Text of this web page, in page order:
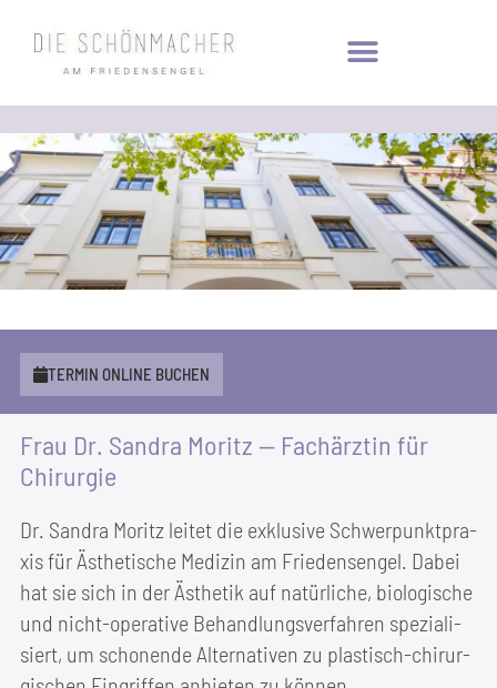
TER­MIN ONLINE BUCHEN
Dr. San­dra Moritz
Frau Dr. San­dra Moritz — Fach­ärz­tin für
Chirurgie
Dr. San­dra Moritz lei­tet die exklu­si­ve Schwer­punkt­pra­
xis für Ästhe­ti­sche Medi­zin am Frie­dens­en­gel. Dabei
hat sie sich in der Ästhe­tik auf natür­li­che, bio­lo­gi­sche
und nicht-ope­ra­ti­ve Behand­lungs­ver­fah­ren spe­zia­li­
siert, um scho­nen­de Alter­na­ti­ven zu plas­tisch-chir­ur­